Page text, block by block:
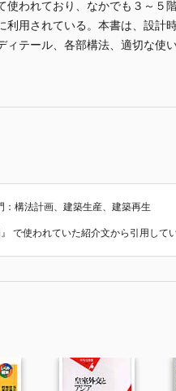
使われており、なかでも３～５
利用されている。本書は、設計
ィテール、各部構法、適切な使
構法計画、建築生産、建築再生
で使われていた紹介文から引用して